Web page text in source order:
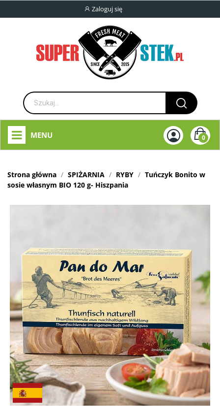
Zaloguj się
0
MENU
Strona główna SPIŻARNIA RYBY
Tuńczyk Bonito w
sosie własnym BIO 120 g- Hiszpania